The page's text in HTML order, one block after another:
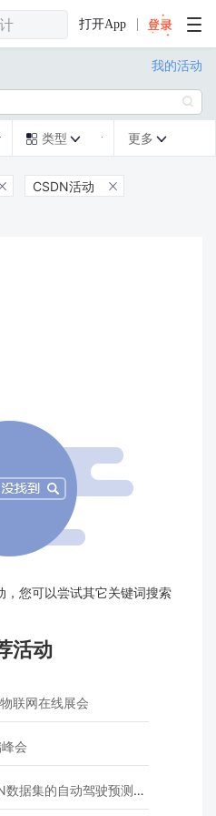
打开App
我的活动

 类型  更多 
CSDN活动 
，您可以尝试其它关键词搜索
活动
联网在线展会
会
的自动驾驶预测模型挑战赛